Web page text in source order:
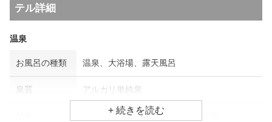
テル詳細
温泉
お風呂の種類 温泉、大浴場、露天風呂
泉質 アルカリ単純泉
肩凝り、関節痛、リウマチ・神経病